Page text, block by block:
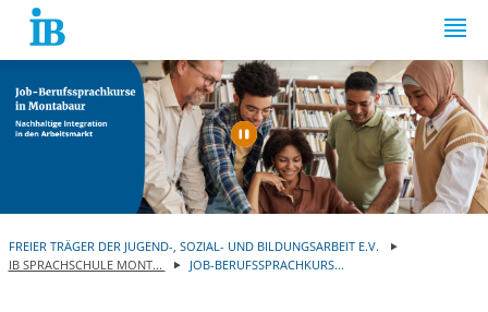
Springe zum Inhalt
Automatische
FREIER TRÄGER DER JUGEND-, SOZIAL- UND BILDUNGSARBEIT E.V.
IB SPRACHSCHULE MONT...
JOB-BERUFSSPRACHKURS...